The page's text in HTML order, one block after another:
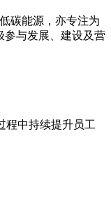
碳能源，亦专注为
参与发展、建设及营
程中持续提升员工